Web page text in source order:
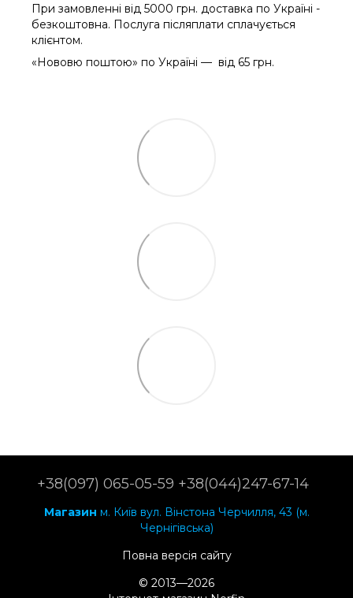
При замовленні від 5000 грн. доставка по Україні -
безкоштовна. Послуга післяплати сплачується
клієнтом.
«Нововю поштою» по Україні — від 65 грн.
+38(097) 065-05-59 +38(044)247-67-14
Магазин м. Київ вул. Вінстона Черчилля, 43 (м.
Чернігівська)
Повна версія сайту
© 2013—2026